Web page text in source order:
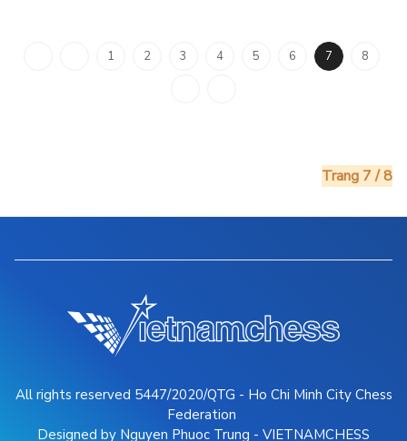
1 2 3 4 5 6 7 8
Trang 7 / 8
All rights reserved 5447/2020/QTG - Ho Chi Minh City Chess
Federation
Designed by Nguyen Phuoc Trung - VIETNAMCHESS